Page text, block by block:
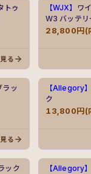
トゥ
る
【WJX】 ワ
W3 バッテリ
28,800円(
ッ
る
【Allegory】
ク
13,800円(
ック 【Allegory】